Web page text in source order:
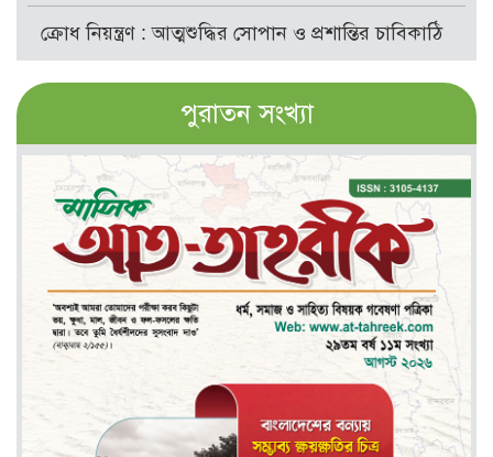
ক্রোধ নিয়ন্ত্রণ : আত্মশুদ্ধির সোপান ও প্রশান্তির চাবিকাঠি
পুরাতন সংখ্যা